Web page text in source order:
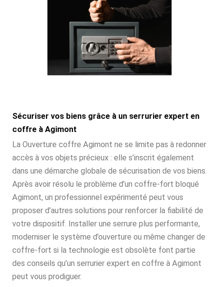
Sécuriser vos biens grâce à un serrurier expert en
coffre à Agimont
La Ouverture coffre Agimont ne se limite pas à redonner
accès à vos objets précieux : elle s’inscrit également
dans une démarche globale de sécurisation de vos biens.
Après avoir résolu le problème d’un coffre-fort bloqué
Agimont, un professionnel expérimenté peut vous
proposer d’autres solutions pour renforcer la fiabilité de
votre dispositif. Installer une serrure plus performante,
moderniser le système d’ouverture ou même changer de
coffre-fort si la technologie est obsolète font partie
des conseils qu’un serrurier expert en coffre à Agimont
peut vous prodiguer.